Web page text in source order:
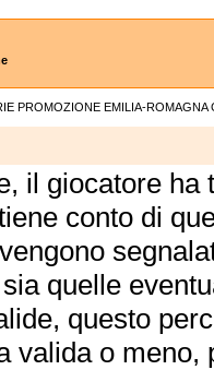
PROMOZIONE EMILIA-ROMAGNA
il giocatore
conto di
quelle
questo
valida o